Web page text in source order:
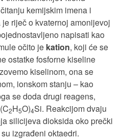
kemijskim imena i
riječ o kvaternoj amonijevoj
napisati kao
očito je kation, koji će se
ostatke fosforne kiseline
kiselinom, ona se
ionskom stanju – kao
se doda drugi reagens,
2H5O)4Si. Reakcijom dvaju
silicijeva dioksida oko prečki
izgrađeni oktaedri.